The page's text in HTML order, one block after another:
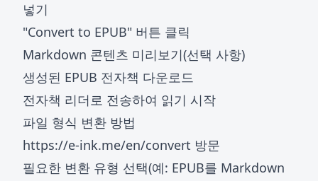
넣기
"Convert to EPUB" 버튼 클릭
Markdown 콘텐츠 미리보기(선택 사항)
생성된 EPUB 전자책 다운로드
전자책 리더로 전송하여 읽기 시작
파일 형식 변환 방법
https://e-ink.me/en/convert 방문
필요한 변환 유형 선택(예: EPUB를 Markdown